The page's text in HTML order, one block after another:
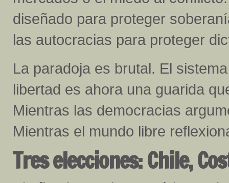
diseñado para proteger
las autocracias para proteger
La paradoja es brutal. El
libertad es ahora una guarida
Mientras las democracias
Mientras el mundo libre
Tres elecciones: Chile,